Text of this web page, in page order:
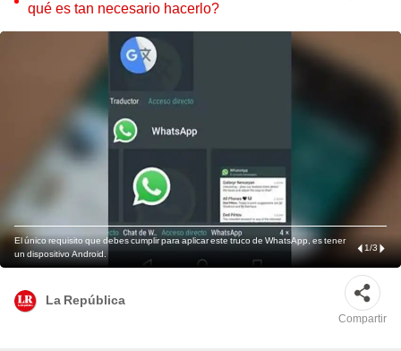
qué es tan necesario hacerlo?
El único requisito que debes cumplir para aplicar este truco de WhatsApp, es tener
un dispositivo Android.
1/3
La República
Compartir